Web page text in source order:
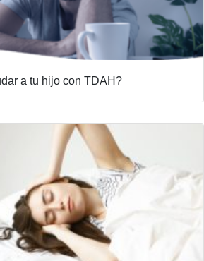
a tu hijo con TDAH?